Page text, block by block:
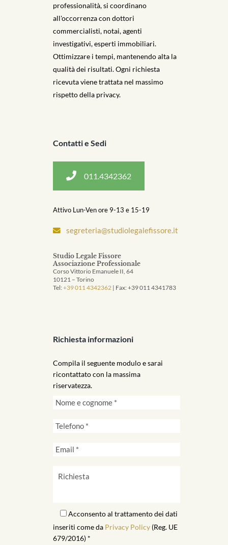
professionalità, si coordinano
all'occorrenza con dottori
commercialisti, notai, agenti
investigativi, esperti immobiliari.
Ottimizzare i tempi, mantenendo alta la
qualità dei risultati. Ogni richiesta
ricevuta viene trattata nel massimo
rispetto della privacy.
Contatti e Sedi
011.4342362
Attivo Lun-Ven ore 9-13 e 15-19
segreteria@studiolegalefissore.it
Studio Legale Fissore
Associazione Professionale
Corso Vittorio Emanuele II, 64
10121 – Torino
Tel:+39 011 4342362 | Fax: +39 011 4341783
Richiesta informazioni
Compila il seguente modulo e sarai
ricontattato con la massima
riservatezza.
Acconsento al trattamento dei dati
inseriti come da Privacy Policy (Reg. UE
679/2016) *